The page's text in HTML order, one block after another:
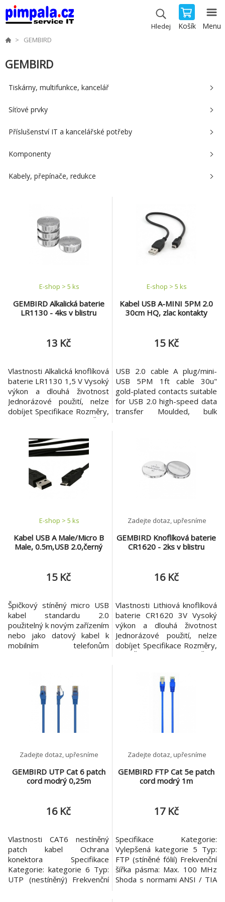
Hledej Košík Menu
GEMBIRD
GEMBIRD
Tiskárny, multifunkce, kancelář
Síťové prvky
Příslušenství IT a kancelářské potřeby
Komponenty
Kabely, přepínače, redukce
GEMBIRD Alkalická baterie
LR1130 - 4ks v blistru
E-shop > 5 ks
13 Kč
Vlastnosti Alkalická knoflíková
baterie LR1130 1,5 V Vysoký
výkon a dlouhá životnost
Jednorázové použití, nelze
dobíjet Specifikace Rozměry,
mA: 45
Kabel USB A-MINI 5PM 2.0
30cm HQ, zlac kontakty
E-shop > 5 ks
15 Kč
USB 2.0 cable A plug/mini-
USB 5PM 1ft cable 30u"
gold-plated contacts suitable
for USB 2.0 high-speed data
transfer Moulded, bulk
Kabel USB A Male/Micro B
Male, 0.5m,USB 2.0,černý
E-shop > 5 ks
15 Kč
Špičkový stíněný micro USB
kabel standardu 2.0
použitelný k novým zařízením
nebo jako datový kabel k
mobilním telefonům
kabely Dvojité stínění dle
UL2835 USB Type A male to
USB Micro B male Connects
GEMBIRD Knoflíková baterie
CR1620 - 2ks v blistru
Zadejte dotaz, upřesníme
16 Kč
Vlastnosti Lithiová knoflíková
baterie CR1620 3V Vysoký
výkon a dlouhá životnost
Jednorázové použití, nelze
dobíjet Specifikace Rozměry,
GEMBIRD UTP Cat 6 patch
cord modrý 0,25m
Zadejte dotaz, upřesníme
16 Kč
Vlastnosti CAT6 nestíněný
patch kabel Ochrana
konektora Specifikace
Kategorie: kategorie 6 Typ:
UTP (nestíněný) Frekvenční
GEMBIRD FTP Cat 5e patch
cord modrý 1m
Zadejte dotaz, upřesníme
17 Kč
Specifikace Kategorie:
Vylepšená kategorie 5 Typ:
FTP (stíněné fólií) Frekvenční
šířka pásma: Max. 100 MHz
Shoda s normami ANSI / TIA